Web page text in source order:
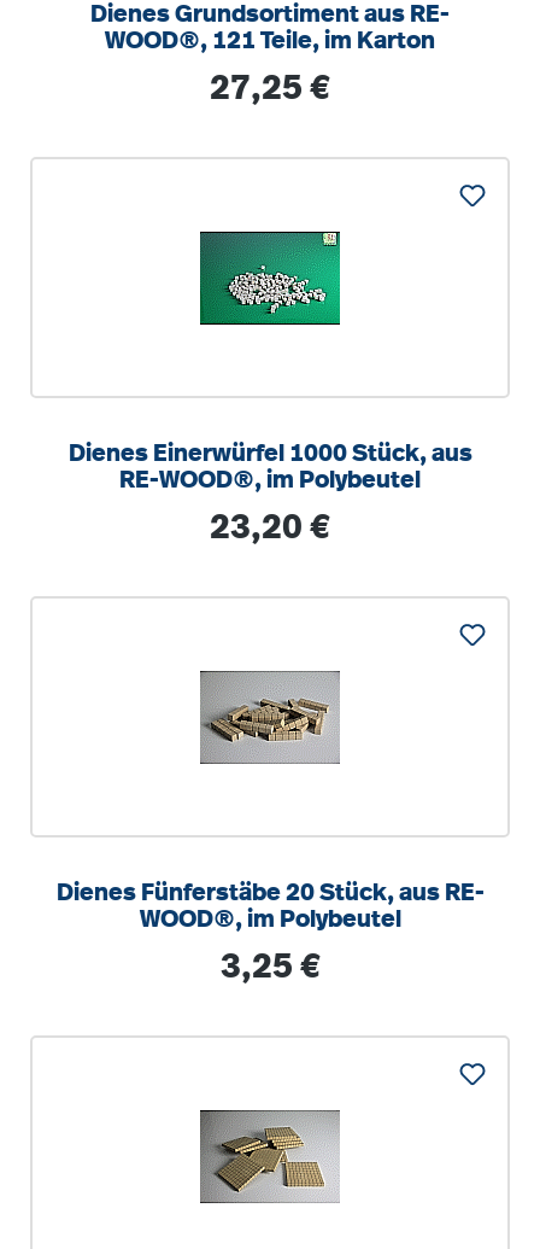
Dienes Grundsortiment aus RE-
WOOD®, 121 Teile, im Karton
Regulärer Preis:
27,25 €
Dienes Einerwürfel 1000 Stück, aus
RE-WOOD®, im Polybeutel
Regulärer Preis:
23,20 €
Dienes Fünferstäbe 20 Stück, aus RE-
WOOD®, im Polybeutel
Regulärer Preis:
3,25 €